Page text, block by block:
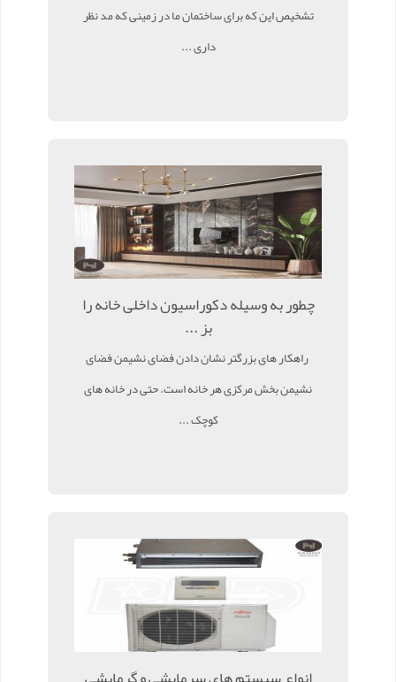
تشخیص این که برای ساختمان ما در زمینی که مد نظر
داری ...
چطور به وسیله دکوراسیون داخلی خانه را
بز ...
راهکار های بزرگتر نشان دادن فضای نشیمن فضای
نشیمن بخش مرکزی هر خانه است. حتی در خانه های
کوچک ...